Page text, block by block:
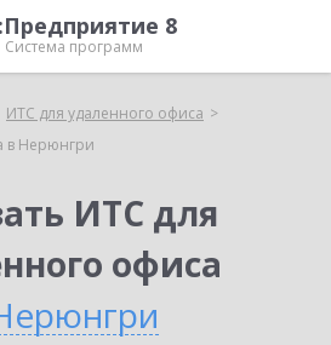
8
Система программ
ИТС для удаленного офиса
в Нерюнгри
ИТС для
офиса